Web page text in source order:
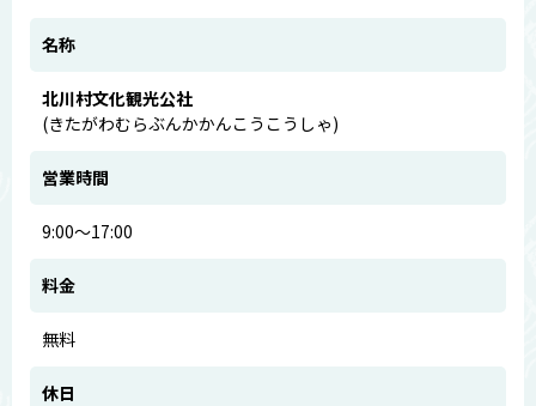
名称
北川村文化観光公社
(きたがわむらぶんかかんこうこうしゃ)
営業時間
9:00～17:00
料金
無料
休日